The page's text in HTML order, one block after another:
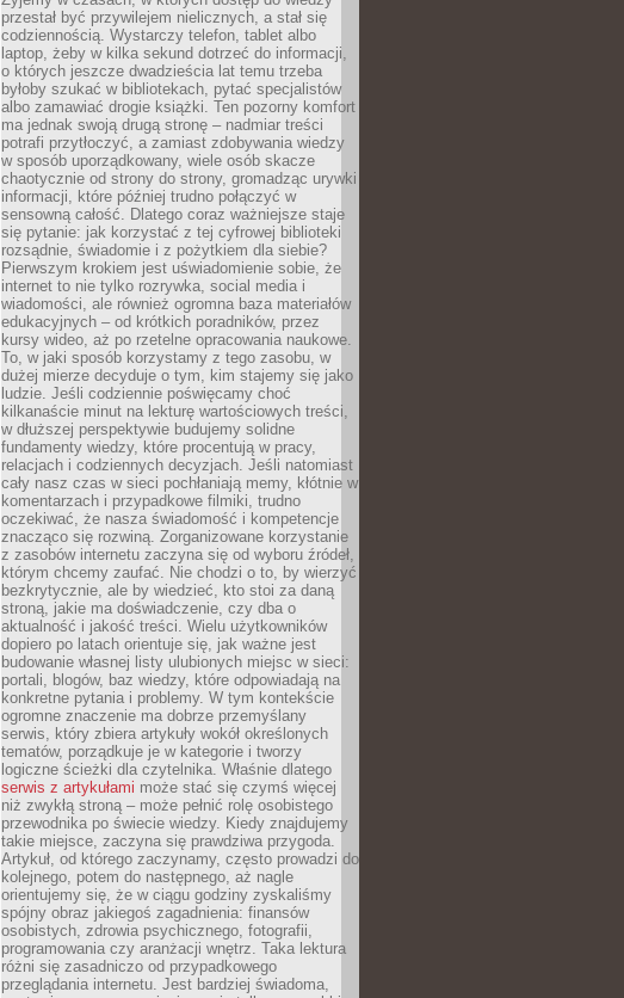
przestał być przywilejem nielicznych, a stał się
codziennością. Wystarczy telefon, tablet albo
laptop, żeby w kilka sekund dotrzeć do informacji,
o których jeszcze dwadzieścia lat temu trzeba
byłoby szukać w bibliotekach, pytać specjalistów
albo zamawiać drogie książki. Ten pozorny komfort
ma jednak swoją drugą stronę – nadmiar treści
potrafi przytłoczyć, a zamiast zdobywania wiedzy
w sposób uporządkowany, wiele osób skacze
chaotycznie od strony do strony, gromadząc urywki
informacji, które później trudno połączyć w
sensowną całość. Dlatego coraz ważniejsze staje
się pytanie: jak korzystać z tej cyfrowej biblioteki
rozsądnie, świadomie i z pożytkiem dla siebie?
Pierwszym krokiem jest uświadomienie sobie, że
internet to nie tylko rozrywka, social media i
wiadomości, ale również ogromna baza materiałów
edukacyjnych – od krótkich poradników, przez
kursy wideo, aż po rzetelne opracowania naukowe.
To, w jaki sposób korzystamy z tego zasobu, w
dużej mierze decyduje o tym, kim stajemy się jako
ludzie. Jeśli codziennie poświęcamy choć
kilkanaście minut na lekturę wartościowych treści,
w dłuższej perspektywie budujemy solidne
fundamenty wiedzy, które procentują w pracy,
relacjach i codziennych decyzjach. Jeśli natomiast
cały nasz czas w sieci pochłaniają memy, kłótnie w
komentarzach i przypadkowe filmiki, trudno
oczekiwać, że nasza świadomość i kompetencje
znacząco się rozwiną. Zorganizowane korzystanie
z zasobów internetu zaczyna się od wyboru źródeł,
którym chcemy zaufać. Nie chodzi o to, by wierzyć
bezkrytycznie, ale by wiedzieć, kto stoi za daną
stroną, jakie ma doświadczenie, czy dba o
aktualność i jakość treści. Wielu użytkowników
dopiero po latach orientuje się, jak ważne jest
budowanie własnej listy ulubionych miejsc w sieci:
portali, blogów, baz wiedzy, które odpowiadają na
konkretne pytania i problemy. W tym kontekście
ogromne znaczenie ma dobrze przemyślany
serwis, który zbiera artykuły wokół określonych
tematów, porządkuje je w kategorie i tworzy
logiczne ścieżki dla czytelnika. Właśnie dlatego
serwis z artykułami może stać się czymś więcej
niż zwykłą stroną – może pełnić rolę osobistego
przewodnika po świecie wiedzy. Kiedy znajdujemy
takie miejsce, zaczyna się prawdziwa przygoda.
Artykuł, od którego zaczynamy, często prowadzi do
kolejnego, potem do następnego, aż nagle
orientujemy się, że w ciągu godziny zyskaliśmy
spójny obraz jakiegoś zagadnienia: finansów
osobistych, zdrowia psychicznego, fotografii,
programowania czy aranżacji wnętrz. Taka lektura
różni się zasadniczo od przypadkowego
przeglądania internetu. Jest bardziej świadoma,